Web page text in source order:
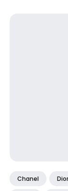
Chanel Dior